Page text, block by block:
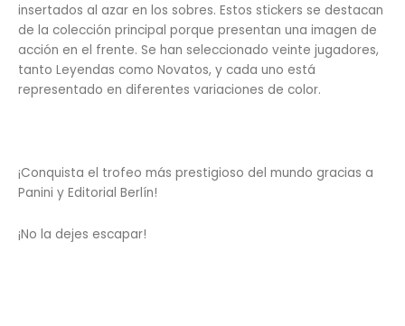
insertados al azar en los sobres. Estos stickers se destacan
de la colección principal porque presentan una imagen de
acción en el frente. Se han seleccionado veinte jugadores,
tanto Leyendas como Novatos, y cada uno está
representado en diferentes variaciones de color.
¡Conquista el trofeo más prestigioso del mundo gracias a
Panini y Editorial Berlín!
¡No la dejes escapar!